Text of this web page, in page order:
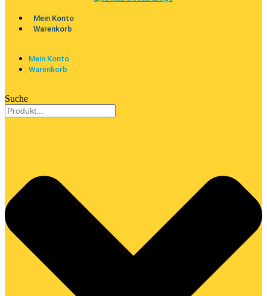
Mein Konto
Warenkorb
Mein Konto
Warenkorb
Suche